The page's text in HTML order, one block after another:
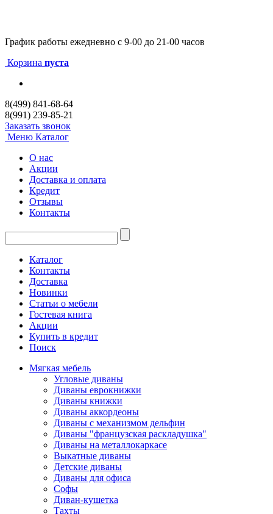
График работы ежедневно с 9-00 до 21-00 часов
Корзина пуста
8(499) 841-68-64
8(991) 239-85-21
Заказать звонок
Меню Каталог
О нас
Акции
Доставка и оплата
Кредит
Отзывы
Контакты
Каталог
Контакты
Доставка
Новинки
Статьи о мебели
Гостевая книга
Акции
Купить в кредит
Поиск
Мягкая мебель
Угловые диваны
Диваны еврокнижки
Диваны книжки
Диваны аккордеоны
Диваны с механизмом дельфин
Диваны "французская раскладушка"
Диваны на металлокаркасе
Выкатные диваны
Детские диваны
Диваны для офиса
Софы
Диван-кушетка
Тахты